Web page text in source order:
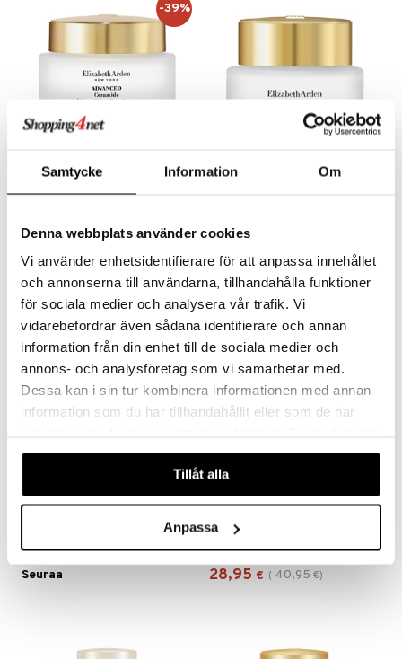
Samtycke Information Om
Denna webbplats använder cookies
Vi använder enhetsidentifierare för att anpassa innehållet
och annonserna till användarna, tillhandahålla funktioner
för sociala medier och analysera vår trafik. Vi
vidarebefordrar även sådana identifierare och annan
information från din enhet till de sociala medier och
annons- och analysföretag som vi samarbetar med.
Dessa kan i sin tur kombinera informationen med annan
information som du har tillhandahållit eller som de har
våra cookies vid fortsatt användande av vår webbplats.
Tillåt alla
Anpassa
Advanced Ceramide Lift &
Elizabeth Arden kiinteyttävä anti-ageing-päivävoide suojakertoimella spf 15
70,95 € (116,95€)
-39%
76,94 €
Advanced Eye Fix Primer
Primer silmäluomille Elizabeth Ardenilta
Seuraa
Arden Flawless Start
Instant Perfecting Primer
Elizabeth Ardenin suojaava primer mattaisella teholla
28,95 € ( 40,95 €)
-29%